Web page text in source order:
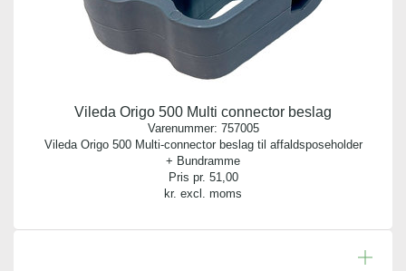
Vileda Origo 500 Multi connector beslag
Varenummer: 757005
Vileda Origo 500 Multi-connector beslag til affaldsposeholder
+ Bundramme
Pris pr. 51,00
kr. excl. moms